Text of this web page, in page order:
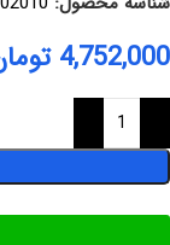
4,752,000